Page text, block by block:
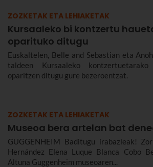
ZOZKETAK ETA LEHIAKETAK
Kursaaleko bi kontzertu
oparituko ditugu
Euskaltelen, Belle and Sebastian eta
taldeen Kursaaleko
oparitzen ditugu gure bezeroentzat.
ZOZKETAK ETA LEHIAKETAK
Museoa bera artelan bat
GUGGENHEIM Baditugu irabazleak!
Hernández Elena Luque Blanca Cobo
Altuna Guggenheim museoaren...